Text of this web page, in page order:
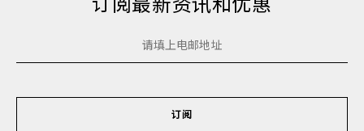
订阅最新资讯和优惠
订阅